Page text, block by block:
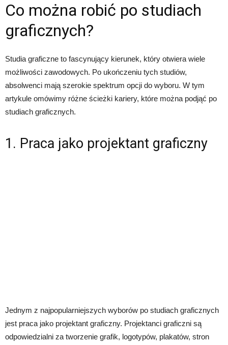
Co można robić po studiach
graficznych?
Studia graficzne to fascynujący kierunek, który otwiera wiele
możliwości zawodowych. Po ukończeniu tych studiów,
absolwenci mają szerokie spektrum opcji do wyboru. W tym
artykule omówimy różne ścieżki kariery, które można podjąć po
studiach graficznych.
1. Praca jako projektant graficzny
Jednym z najpopularniejszych wyborów po studiach graficznych
jest praca jako projektant graficzny. Projektanci graficzni są
odpowiedzialni za tworzenie grafik, logotypów, plakatów, stron